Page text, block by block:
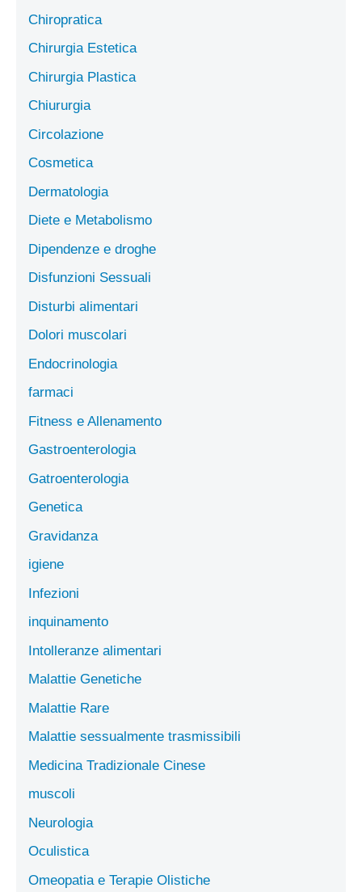
Chiropratica
Chirurgia Estetica
Chirurgia Plastica
Chiururgia
Circolazione
Cosmetica
Dermatologia
Diete e Metabolismo
Dipendenze e droghe
Disfunzioni Sessuali
Disturbi alimentari
Dolori muscolari
Endocrinologia
farmaci
Fitness e Allenamento
Gastroenterologia
Gatroenterologia
Genetica
Gravidanza
igiene
Infezioni
inquinamento
Intolleranze alimentari
Malattie Genetiche
Malattie Rare
Malattie sessualmente trasmissibili
Medicina Tradizionale Cinese
muscoli
Neurologia
Oculistica
Omeopatia e Terapie Olistiche